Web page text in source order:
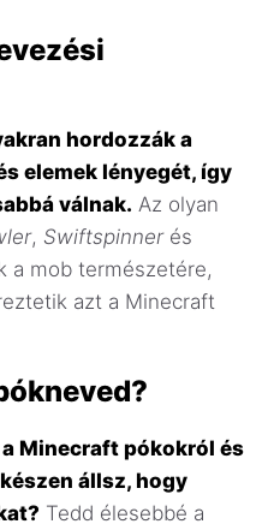
hordozzák a
elemek lényegét, így
válnak. Az olyan
, Swiftspinnerés
a mob természetére,
azt a Minecraft
Minecraft pókokról és
állsz, hogy
Tedd élesebbé a